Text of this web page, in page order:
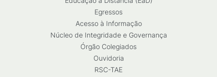
Egressos
Acesso à Informação
Núcleo de Integridade e Governança
Órgão Colegiados
Ouvidoria
RSC-TAE